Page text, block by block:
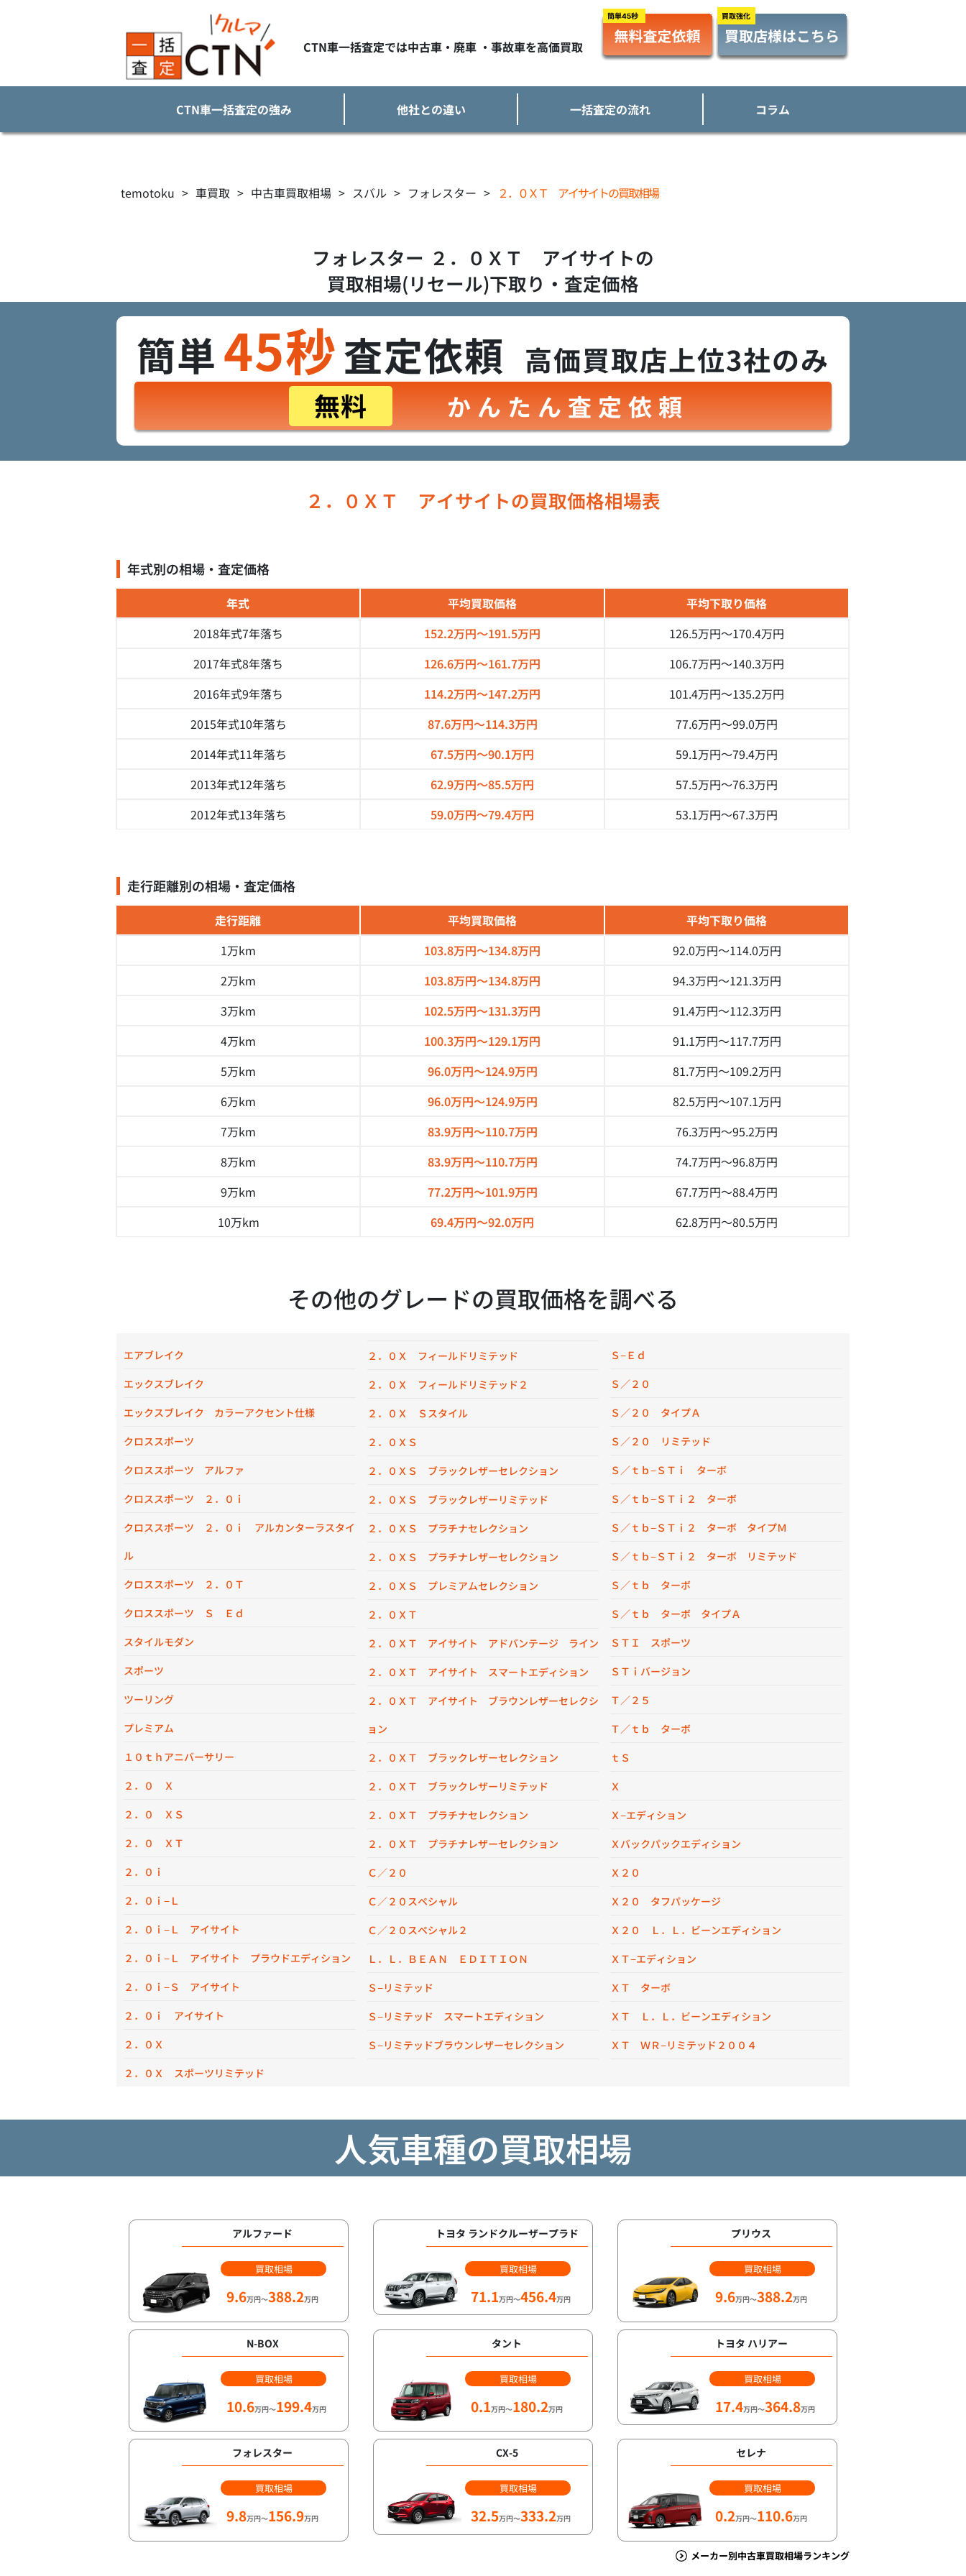
CTN車一括査定では中古車・廃車 ・事故車を高価買取
CTN車一括査定の強み 他社との違い 一括査定の流れ コラム
temotoku > 車買取 > 中古車買取相場 > スバル > フォレスター > ２．０ＸＴ アイサイトの買取相場
フォレスター ２．０ＸＴ アイサイトの
買取相場(リセール)下取り・査定価格
簡単45秒査定依頼 高価買取店上位3社のみ
無料 かんたん査定依頼
２．０ＸＴ アイサイトの買取価格相場表
年式別の相場・査定価格
年式 平均買取価格
平均下取り価格
2018年式7年落ち 152.2万円～191.5万円 126.5万円～170.4万円
2017年式8年落ち 126.6万円～161.7万円 106.7万円～140.3万円
2016年式9年落ち 114.2万円～147.2万円 101.4万円～135.2万円
2015年式10年落ち 87.6万円～114.3万円 77.6万円～99.0万円
2014年式11年落ち 67.5万円～90.1万円 59.1万円～79.4万円
2013年式12年落ち 62.9万円～85.5万円 57.5万円～76.3万円
2012年式13年落ち 59.0万円～79.4万円 53.1万円～67.3万円
走行距離別の相場・査定価格
走行距離 平均買取価格
平均下取り価格
1万km
103.8万円～134.8万円 92.0万円～114.0万円
2万km
103.8万円～134.8万円 94.3万円～121.3万円
3万km
102.5万円～131.3万円 91.4万円～112.3万円
4万km
100.3万円～129.1万円 91.1万円～117.7万円
5万km
96.0万円～124.9万円 81.7万円～109.2万円
6万km
96.0万円～124.9万円 82.5万円～107.1万円
7万km
83.9万円～110.7万円 76.3万円～95.2万円
8万km
83.9万円～110.7万円 74.7万円～96.8万円
9万km
77.2万円～101.9万円 67.7万円～88.4万円
10万km
69.4万円～92.0万円 62.8万円～80.5万円
その他のグレードの買取価格を調べる
エアブレイク
エックスブレイク
エックスブレイク カラーアクセント仕様
クロススポーツ
クロススポーツ アルファ
クロススポーツ ２．０ｉ
クロススポーツ ２．０ｉ アルカンターラスタイ
ル
クロススポーツ ２．０Ｔ
クロススポーツ Ｓ Ｅｄ
スタイルモダン
スポーツ
ツーリング
プレミアム
１０ｔｈアニバーサリー
２．０ Ｘ
２．０ ＸＳ
２．０ ＸＴ
２．０ｉ
２．０ｉ−Ｌ
２．０ｉ−Ｌ アイサイト
２．０ｉ−Ｌ アイサイト プラウドエディション
２．０ｉ−Ｓ アイサイト
２．０ｉ アイサイト
２．０Ｘ
２．０Ｘ スポーツリミテッド
２．０Ｘ フィールドリミテッド
２．０Ｘ フィールドリミテッド２
２．０Ｘ Ｓスタイル
２．０ＸＳ
２．０ＸＳ ブラックレザーセレクション
２．０ＸＳ ブラックレザーリミテッド
２．０ＸＳ プラチナセレクション
２．０ＸＳ プラチナレザーセレクション
２．０ＸＳ プレミアムセレクション
２．０ＸＴ
２．０ＸＴ アイサイト アドバンテージ ライン
２．０ＸＴ アイサイト スマートエディション
２．０ＸＴ アイサイト ブラウンレザーセレクシ
ョン
２．０ＸＴ ブラックレザーセレクション
２．０ＸＴ ブラックレザーリミテッド
２．０ＸＴ プラチナセレクション
２．０ＸＴ プラチナレザーセレクション
Ｃ／２０
Ｃ／２０スペシャル
Ｃ／２０スペシャル２
Ｌ．Ｌ．ＢＥＡＮ ＥＤＩＴＩＯＮ
Ｓ−リミテッド
Ｓ−リミテッド スマートエディション
Ｓ−リミテッドブラウンレザーセレクション
Ｓ−Ｅｄ
Ｓ／２０
Ｓ／２０ タイプＡ
Ｓ／２０ リミテッド
Ｓ／ｔｂ−ＳＴｉ ターボ
Ｓ／ｔｂ−ＳＴｉ２ ターボ
Ｓ／ｔｂ−ＳＴｉ２ ターボ タイプＭ
Ｓ／ｔｂ−ＳＴｉ２ ターボ リミテッド
Ｓ／ｔｂ ターボ
Ｓ／ｔｂ ターボ タイプＡ
ＳＴＩ スポーツ
ＳＴｉバージョン
Ｔ／２５
Ｔ／ｔｂ ターボ
ｔＳ
Ｘ
Ｘ−エディション
Ｘバックパックエディション
Ｘ２０
Ｘ２０ タフパッケージ
Ｘ２０ Ｌ．Ｌ．ビーンエディション
ＸＴ−エディション
ＸＴ ターボ
ＸＴ Ｌ．Ｌ．ビーンエディション
ＸＴ ＷＲ−リミテッド２００４
人気車種の買取相場
アルファード
買取相場
9.6万円～388.2万円
トヨタ ランドクルーザープラド
買取相場
71.1万円～456.4万円
プリウス
買取相場
9.6万円～388.2万円
N-BOX
買取相場
10.6万円～199.4万円
タント
買取相場
0.1万円～180.2万円
トヨタ ハリアー
買取相場
17.4万円～364.8万円
フォレスター
買取相場
9.8万円～156.9万円
CX-5
買取相場
32.5万円～333.2万円
セレナ
買取相場
0.2万円～110.6万円
メーカー別中古車買取相場ランキング